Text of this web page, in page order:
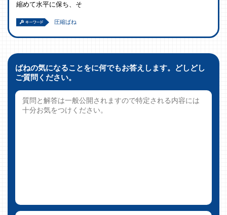
縮めて水平に保ち、そ
圧縮ばね
ばねの気になることをに何でもお答えします。どしどし
ご質問ください。